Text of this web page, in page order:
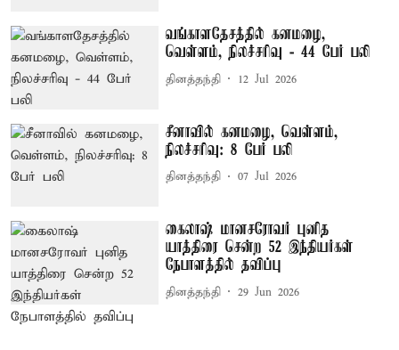
வங்காளதேசத்தில் கனமழை,
வெள்ளம், நிலச்சரிவு - 44 பேர் பலி
தினத்தந்தி 12 Jul 2026
சீனாவில் கனமழை, வெள்ளம்,
நிலச்சரிவு: 8 பேர் பலி
தினத்தந்தி 07 Jul 2026
கைலாஷ் மானசரோவர் புனித
யாத்திரை சென்ற 52 இந்தியர்கள்
நேபாளத்தில் தவிப்பு
தினத்தந்தி 29 Jun 2026